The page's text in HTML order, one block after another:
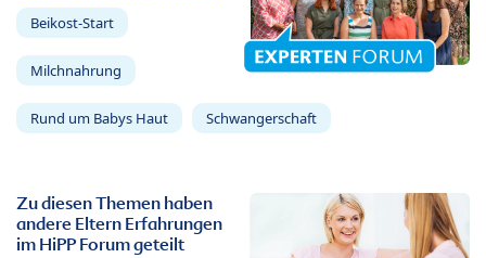
Beikost-Start
Milchnahrung
Rund um Babys Haut Schwangerschaft
Zu diesen Themen haben
andere Eltern Erfahrungen
im HiPP Forum geteilt